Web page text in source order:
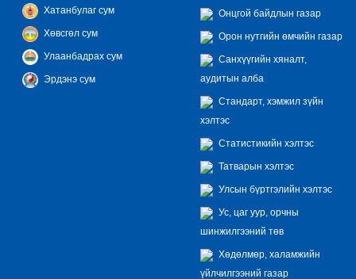
Хатанбулаг сум
Хөвсгөл сум
Улаанбадрах сум
Эрдэнэ сум
Онцгой байдлын газар
Орон нутгийн өмчийн газар
Санхүүгийн хяналт,
аудитын алба
Стандарт, хэмжил зүйн
хэлтэс
Статистикийн хэлтэс
Татварын хэлтэс
Улсын бүртгэлийн хэлтэс
Ус, цаг уур, орчны
шинжилгээний төв
Хөдөлмөр, халамжийн
үйлчилгээний газар